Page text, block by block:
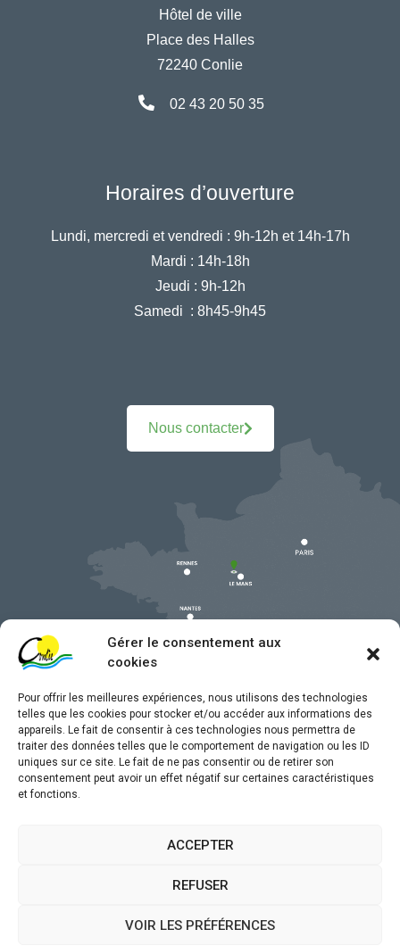
Gérer le consentement aux
cookies
Pour offrir les meilleures expériences, nous utilisons des technologies
telles que les cookies pour stocker et/ou accéder aux informations des
appareils. Le fait de consentir à ces technologies nous permettra de
traiter des données telles que le comportement de navigation ou les ID
uniques sur ce site. Le fait de ne pas consentir ou de retirer son
consentement peut avoir un effet négatif sur certaines caractéristiques
et fonctions.
ACCEPTER
REFUSER
VOIR LES PRÉFÉRENCES
Hôtel de ville
Place des Halles
72240 Conlie
02 43 20 50 35
Horaires d’ouverture
Lundi, mercredi et vendredi : 9h-12h et 14h-17h
Mardi : 14h-18h
Jeudi : 9h-12h
Samedi : 8h45-9h45
Nous contacter
Mentions légales
Traitement de données personnelles
(sites internet de collectivités &